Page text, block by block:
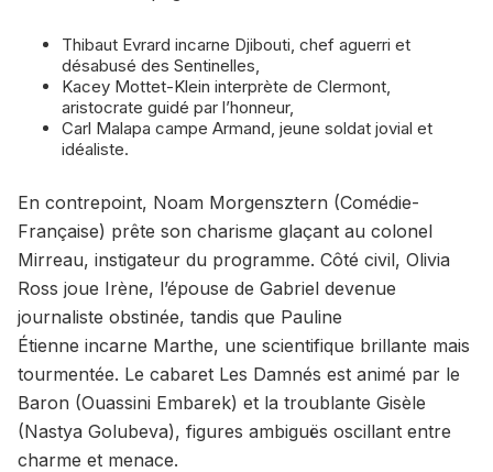
Thibaut Evrard incarne Djibouti, chef aguerri et
désabusé des Sentinelles,
Kacey Mottet-Klein interprète de Clermont,
aristocrate guidé par l’honneur,
Carl Malapa campe Armand, jeune soldat jovial et
idéaliste.
En contrepoint, Noam Morgensztern (Comédie-
Française) prête son charisme glaçant au colonel
Mirreau, instigateur du programme. Côté civil, Olivia
Ross joue Irène, l’épouse de Gabriel devenue
journaliste obstinée, tandis que Pauline
Étienne incarne Marthe, une scientifique brillante mais
tourmentée. Le cabaret Les Damnés est animé par le
Baron (Ouassini Embarek) et la troublante Gisèle
(Nastya Golubeva), figures ambiguës oscillant entre
charme et menace.